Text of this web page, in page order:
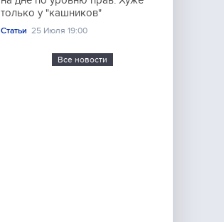
только у "кашников"
Статьи 25 Июля 19:00
Все новости